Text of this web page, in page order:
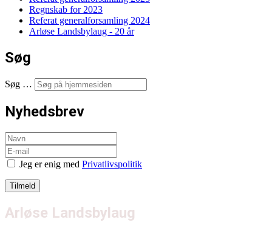
Regnskab for 2023
Referat generalforsamling 2024
Arløse Landsbylaug - 20 år
Søg
Søg …
Nyhedsbrev
Jeg er enig med Privatlivspolitik
Arløse Landsbylaug